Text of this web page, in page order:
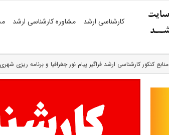
کارشناسی ارشد مشاوره کارشناسی ارشد
منابع کنکور کارشناسی ارشد فراگیر پیام نور جغرافیا و برنامه ریزی